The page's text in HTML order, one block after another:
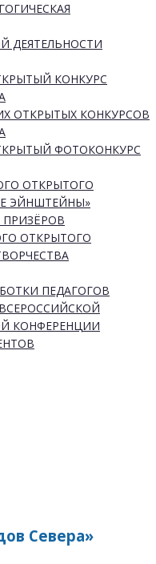
ДЕЯТЕЛЬНОСТИ
КОНКУРС
ОТКРЫТЫХ КОНКУРСОВ
ФОТОКОНКУРС
ОТКРЫТОГО
ЭЙНШТЕЙНЫ»
ОТКРЫТОГО
ПЕДАГОГОВ
КОНФЕРЕНЦИИ
Севера»